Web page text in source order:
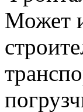
Может